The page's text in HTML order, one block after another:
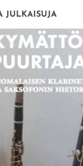
JULKAISUJA